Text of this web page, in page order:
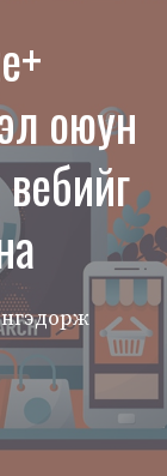
оюун